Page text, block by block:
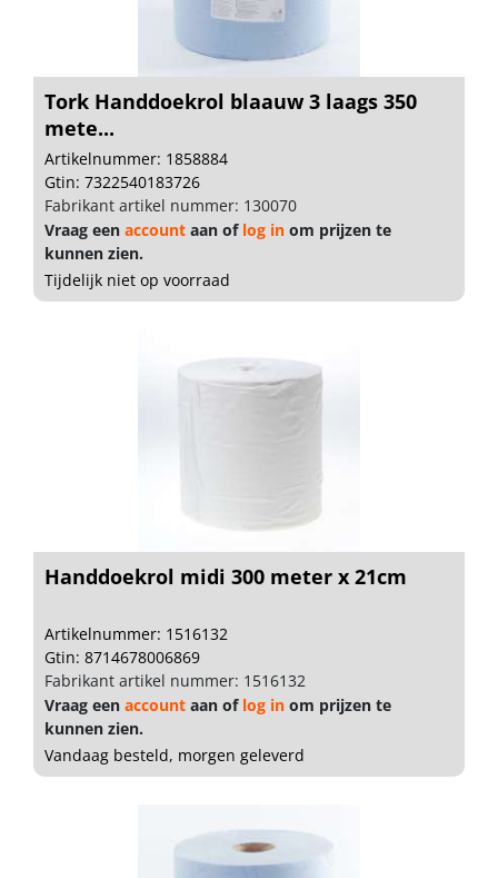
Tork Handdoekrol blaauw 3 laags 350
mete...
Artikelnummer: 1858884
Gtin: 7322540183726
Fabrikant artikel nummer: 130070
Vraag een account aan of log in om prijzen te
kunnen zien.
Tijdelijk niet op voorraad
Handdoekrol midi 300 meter x 21cm
Artikelnummer: 1516132
Gtin: 8714678006869
Fabrikant artikel nummer: 1516132
Vraag een account aan of log in om prijzen te
kunnen zien.
Vandaag besteld, morgen geleverd